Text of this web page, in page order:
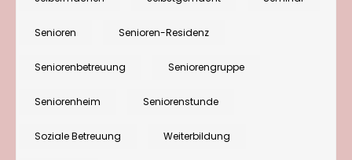
Senioren Senioren-Residenz
Seniorenbetreuung Seniorengruppe
Seniorenheim Seniorenstunde
Soziale Betreuung Weiterbildung